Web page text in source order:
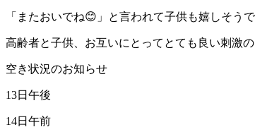
「またおいでね😊」と言われて子供も嬉しそうで
高齢者と子供、お互いにとってとても良い刺激
空き状況のお知らせ
13日午後
14日午前